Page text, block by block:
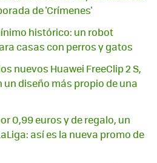
de 'Crímenes'
histórico: un robot
casas con perros y gatos
nuevos Huawei FreeClip 2 S,
diseño más propio de una
0,99 euros y de regalo, un
así es la nueva promo de